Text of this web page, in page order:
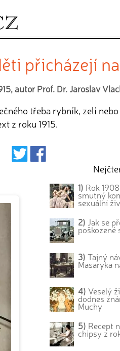
přicházejí
autor Prof. Dr. Jaroslav
třeba rybník, zelí
z roku 1915.
1) Rok
smutný
sexuální
2) Jak se
poškozené
3) Tajný
Masaryka
4) Veselý
dodnes
Muchy
5) Recept
chipsy z